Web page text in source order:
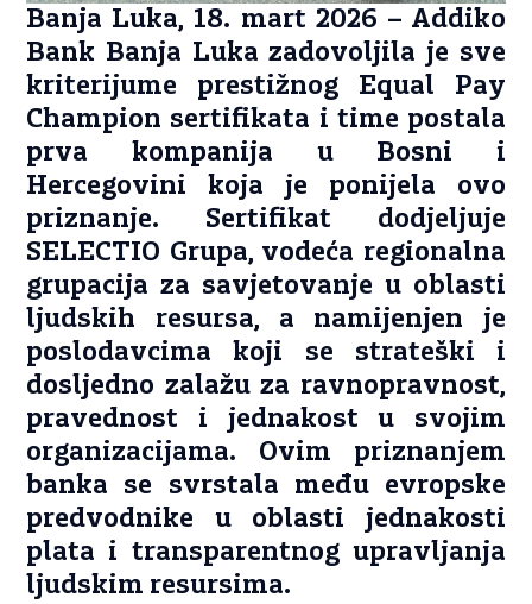
Banja Luka, 18. mart 2026 – Addiko
Bank Banja Luka zadovoljila je sve
kriterijume prestižnog Equal Pay
Champion sertifikata i time postala
prva kompanija u Bosni i
Hercegovini koja je ponijela ovo
priznanje. Sertifikat dodjeljuje
SELECTIO Grupa, vodeća regionalna
grupacija za savjetovanje u oblasti
ljudskih resursa, a namijenjen je
poslodavcima koji se strateški i
dosljedno zalažu za ravnopravnost,
pravednost i jednakost u svojim
organizacijama. Ovim priznanjem
banka se svrstala među evropske
predvodnike u oblasti jednakosti
plata i transparentnog upravljanja
ljudskim resursima.